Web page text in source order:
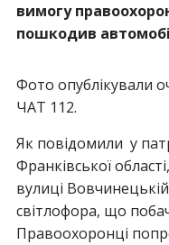
вимогу
пошкодив
Фото опублікували
ЧАТ 112.
Як повідомили у
Франківської
вулиці
світлофора, що
Правоохоронці